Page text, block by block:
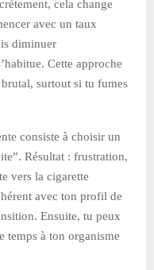
cela change
avec un taux
diminuer
Cette approche
surtout si tu fumes
consiste à choisir un
Résultat : frustration,
vers la cigarette
avec ton profil de
Ensuite, tu peux
temps à ton organisme